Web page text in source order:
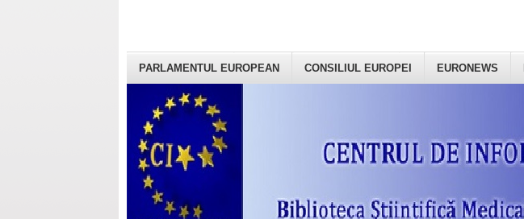
PARLAMENTUL EUROPEAN CONSILIUL EUROPEI EURONEWS